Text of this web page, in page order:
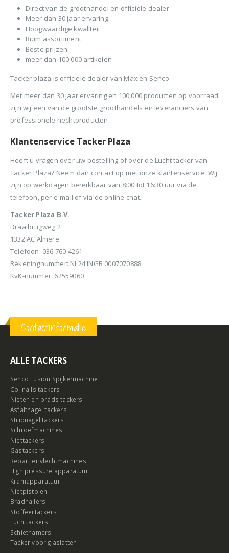
Direct van de groothandel en officiele dealer
Meer dan 30 jaar ervaring
Hoogwaardige kwaliteit
Ruim assortiment
Beste prijzen
meer dan 100.000 artikelen
Tacker plaza is officiele dealer van Max en Senco.
Met meer dan 30 jaar ervaring en 100,000 producten op voorraad
zijn wij een van de grootste groothandels en leveranciers van
professionele hechtproducten.
Klantenservice Tacker Plaza
Heeft u vragen over uw bestelling of over de Lucht tacker van
Tacker Plaza? Neem dan contact op met onze klantenservice. Wij
zijn op werkdagen bereikbaar van 8:00 tot 16:30 uur via de
telefoon, per e-mail of via de online chat.
Tacker Plaza B.V.
Draaibrugweg 2
1332 AC Almere
Telefoon: 036 760 4261
Rekeningnummer: NL24 INGB 0007070888
KvK-nummer: 62559060
Contactinformatie
ALLE TACKERS
Senco Fusion Spijkermachine
Coilnails tackers
Nieten en brads tackers
Asfaltnagel tackers
Stripnagel tackers
Schroefmachines
Niettackers
Gastackers
Rebartier vlechtmachines
High pressure apparatuur
Kramapparatuur
Nietpistolen
Bradnailers
Stoffeertackers
Luchttackers
Schiethamers
Tacker voor glaslatten